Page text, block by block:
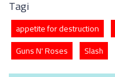
Tagi
appetite for destruction
Guns N' Roses
Slash